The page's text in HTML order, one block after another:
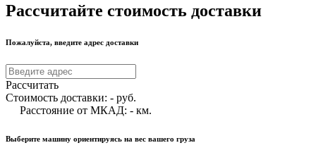
Рассчитайте стоимость доставки
Пожалуйста, введите адрес доставки
Рассчитать
Стоимость доставки: - руб.
Расстояние от МКАД: - км.
Выберите машину ориентируясь на вес вашего груза